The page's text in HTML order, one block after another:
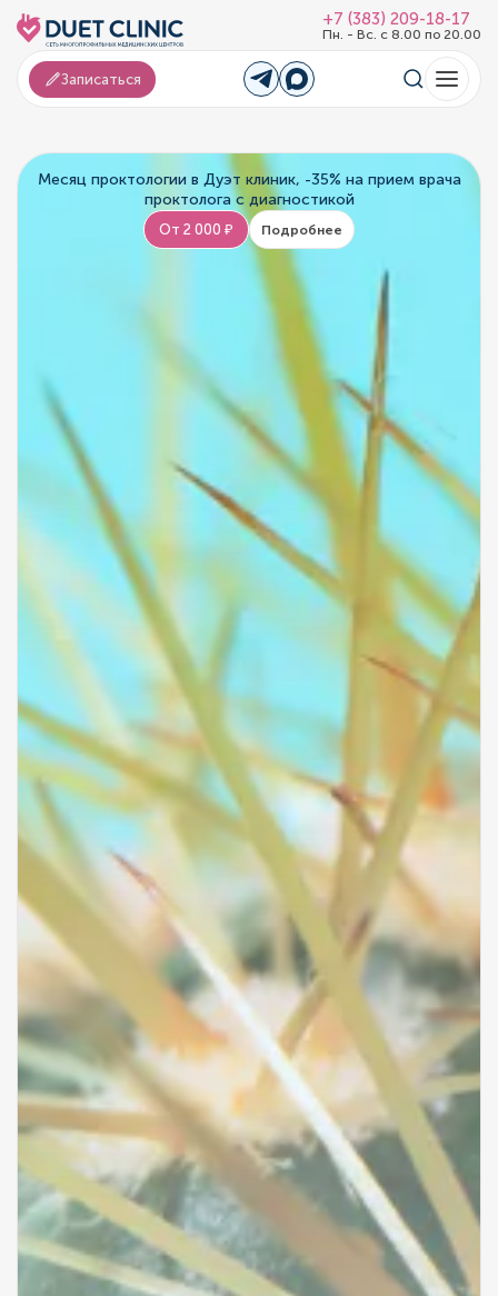
+7 (383) 209-18-17
Пн. - Вс. с 8.00 по 20.00
Записаться
Месяц проктологии в Дуэт клиник, -35% на прием врача
проктолога с диагностикой
От 2 000 ₽ Подробнее